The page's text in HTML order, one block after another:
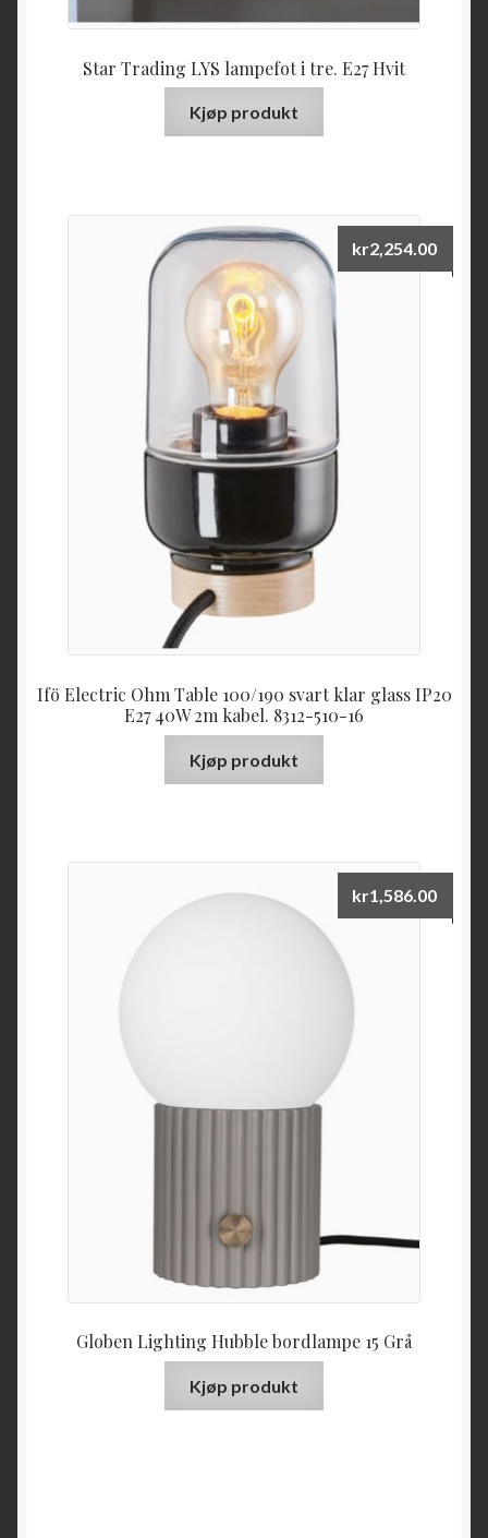
Star Trading LYS lampefot i tre. E27 Hvit
Kjøp produkt
Ifö Electric Ohm Table 100/190 svart klar glass IP20
E27 40W 2m kabel. 8312-510-16
kr2,254.00
Kjøp produkt
Globen Lighting Hubble bordlampe 15 Grå
kr1,586.00
Kjøp produkt